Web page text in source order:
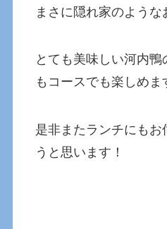
まさに隠れ家のような
とても美味しい河内
もコースでも楽しめま
是非またランチにもお
うと思います！